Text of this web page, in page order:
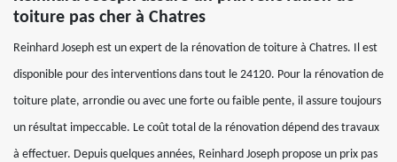
toiture pas cher à Chatres
Reinhard Joseph est un expert de la rénovation de toiture à Chatres. Il est
disponible pour des interventions dans tout le 24120. Pour la rénovation de
toiture plate, arrondie ou avec une forte ou faible pente, il assure toujours
un résultat impeccable. Le coût total de la rénovation dépend des travaux
à effectuer. Depuis quelques années, Reinhard Joseph propose un prix pas